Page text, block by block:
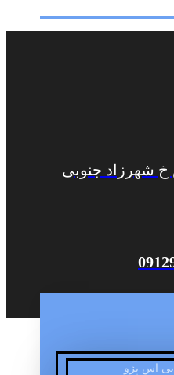
شهرزاد جنوبی
اس پژو